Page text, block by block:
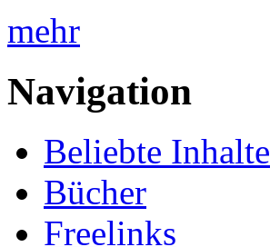
mehr
Navigation
Beliebte Inhalte
Bücher
Freelinks